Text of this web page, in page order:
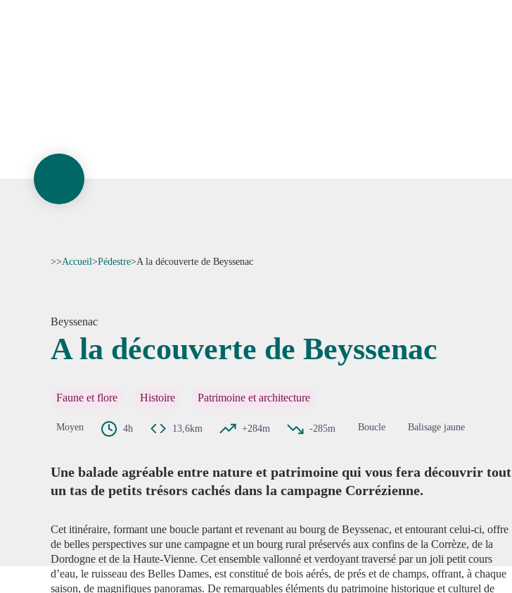
>>Accueil>Pédestre>A la découverte de Beyssenac
Beyssenac
A la découverte de Beyssenac
Faune et flore Histoire Patrimoine et architecture
Moyen 4h 13,6km +284m -285m Boucle Balisage jaune
Une balade agréable entre nature et patrimoine qui vous fera découvrir tout
un tas de petits trésors cachés dans la campagne Corrézienne.
Cet itinéraire, formant une boucle partant et revenant au bourg de Beyssenac, et entourant celui-ci, offre
de belles perspectives sur une campagne et un bourg rural préservés aux confins de la Corrèze, de la
Dordogne et de la Haute-Vienne. Cet ensemble vallonné et verdoyant traversé par un joli petit cours
d’eau, le ruisseau des Belles Dames, est constitué de bois aérés, de prés et de champs, offrant, à chaque
saison, de magnifiques panoramas. De remarquables éléments du patrimoine historique et culturel de